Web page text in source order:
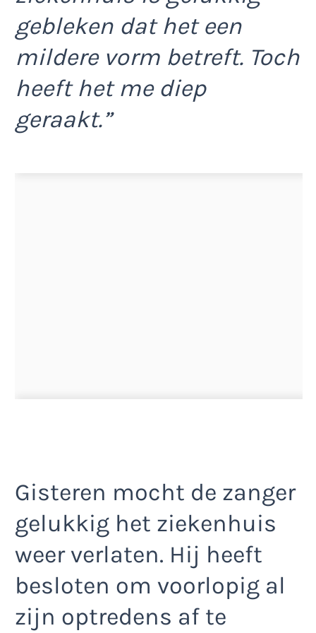
gebleken dat het een
mildere vorm betreft. Toch
heeft het me diep
geraakt.”
Gisteren mocht de zanger
gelukkig het ziekenhuis
weer verlaten. Hij heeft
besloten om voorlopig al
zijn optredens af te